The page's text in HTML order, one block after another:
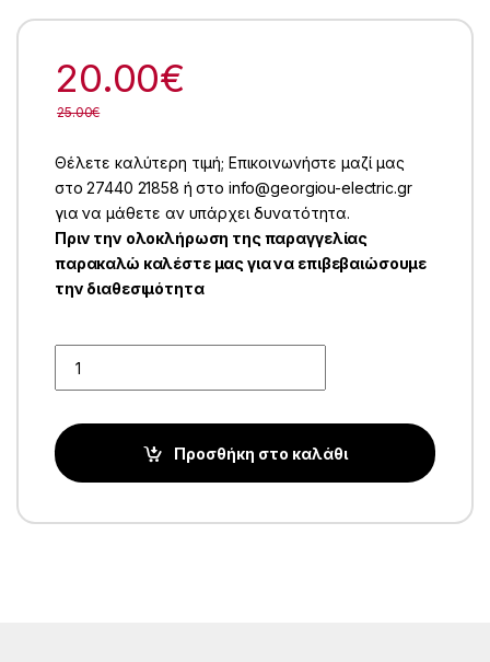
20.00€
25.00€
Θέλετε καλύτερη τιμή; Επικοινωνήστε μαζί μας
στο 27440 21858 ή στο info@georgiou-electric.gr
για να μάθετε αν υπάρχει δυνατότητα.
Πριν την ολοκλήρωση της παραγγελίας
παρακαλώ καλέστε μας για να επιβεβαιώσουμε
την διαθεσιμότητα
Προσθήκη στο καλάθι